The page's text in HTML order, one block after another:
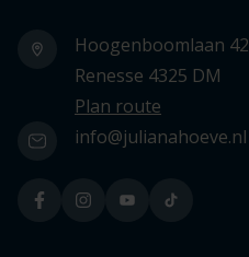
Hoogenboomlaan 42
Renesse 4325 DM
Plan route
info@julianahoeve.nl